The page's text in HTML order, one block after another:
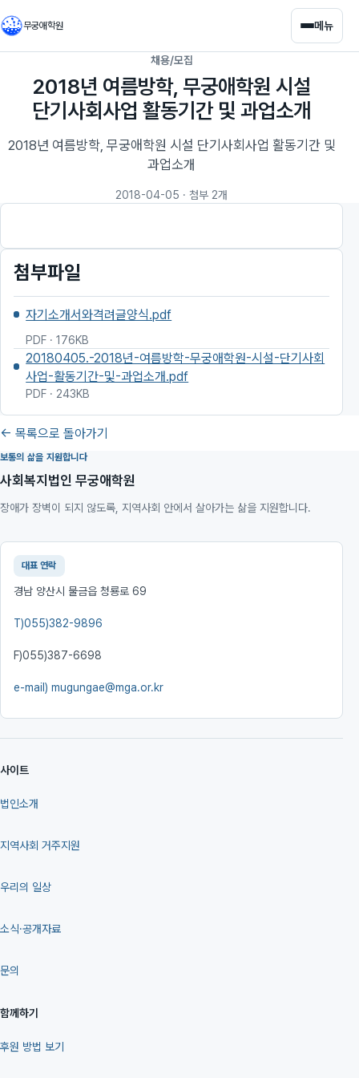
무궁애학원 메뉴
채용/모집
2018년 여름방학, 무궁애학원 시설
단기사회사업 활동기간 및 과업소개
2018년 여름방학, 무궁애학원 시설 단기사회사업 활동기간 및
과업소개
2018-04-05 · 첨부 2개
첨부파일
자기소개서와격려글양식.pdf
PDF · 176KB
20180405.-2018년-여름방학-무궁애학원-시설-단기사회
사업-활동기간-및-과업소개.pdf
PDF · 243KB
← 목록으로 돌아가기
보통의 삶을 지원합니다
사회복지법인 무궁애학원
장애가 장벽이 되지 않도록, 지역사회 안에서 살아가는 삶을 지원합니다.
대표 연락
경남 양산시 물금읍 청룡로 69
T)055)382-9896
F)055)387-6698
e-mail) mugungae@mga.or.kr
사이트
법인소개
지역사회 거주지원
우리의 일상
소식·공개자료
문의
함께하기
후원 방법 보기